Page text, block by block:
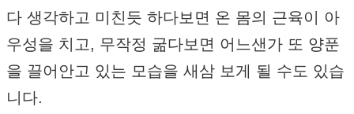
다 생각하고 미친듯 하다보면 온 몸의 근육이 아
우성을 치고, 무작정 굶다보면 어느샌가 또 양푼
을 끌어안고 있는 모습을 새삼 보게 될 수도 있습
니다.